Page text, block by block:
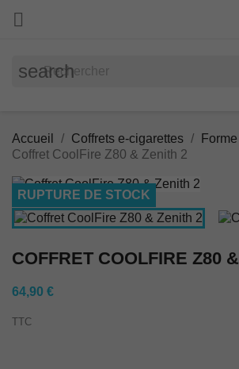

search
Accueil Coffrets e-cigarettes
Coffret CoolFire Z80 & Zenith 2
RUPTURE DE STOCK
COFFRET COOLFIRE Z80
64,90 €
TTC